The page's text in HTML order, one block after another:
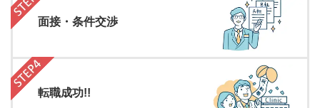
面接・条件交渉
転職成功!!